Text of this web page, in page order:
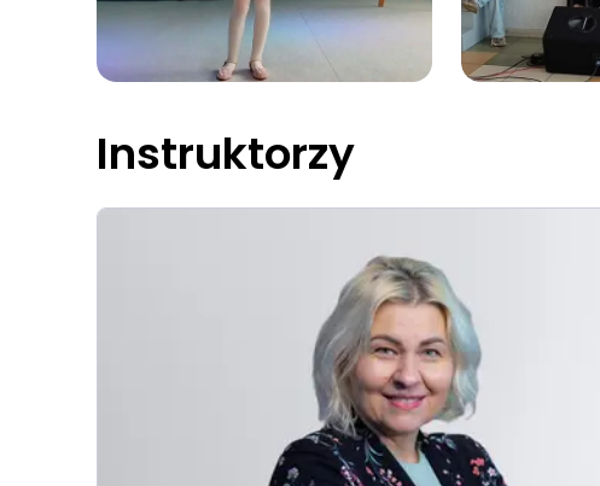
Instruktorzy